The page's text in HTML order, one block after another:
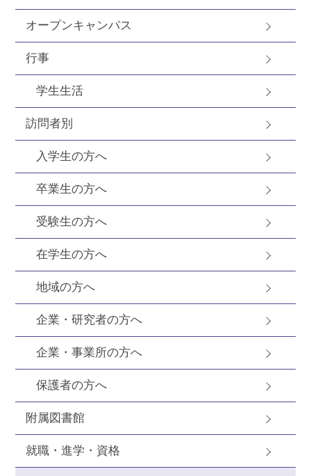
オープンキャンパス
行事
学生生活
訪問者別
入学生の方へ
卒業生の方へ
受験生の方へ
在学生の方へ
地域の方へ
企業・研究者の方へ
企業・事業所の方へ
保護者の方へ
附属図書館
就職・進学・資格